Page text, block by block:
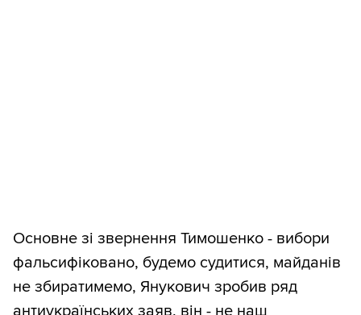
Основне зі звернення Тимошенко - вибори
фальсифіковано, будемо судитися, майданів
не збиратимемо, Янукович зробив ряд